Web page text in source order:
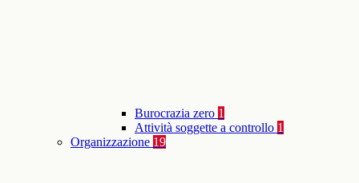
Burocrazia zero 1
Attività soggette a controllo 1
Organizzazione 19